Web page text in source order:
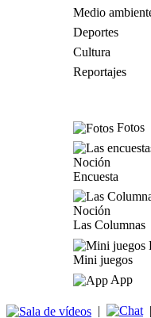
Medio
Deportes
Cultura
Reportajes
Fotos
Encuesta
Las Columnas
Mini juegos
App
| |